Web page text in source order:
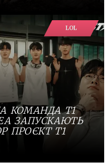
LOL
КОМАНДА T1
ЗАПУСКАЮТЬ
ПРОЄКТ T1